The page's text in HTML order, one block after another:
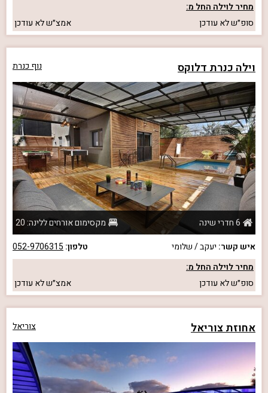
מחיר לוילה החל מ:
סופ״שלא עודכן אמצ״שלא עודכן
וילה כנרת דלוקס נוף כנרת
6 חדרי שינה
מקסימום אורחים ללינה: 20
איש קשר: יעקב / שלומי טלפון: 052-9706315
מחיר לוילה החל מ:
סופ״שלא עודכן אמצ״שלא עודכן
אחוזת צוריאל צוריאל